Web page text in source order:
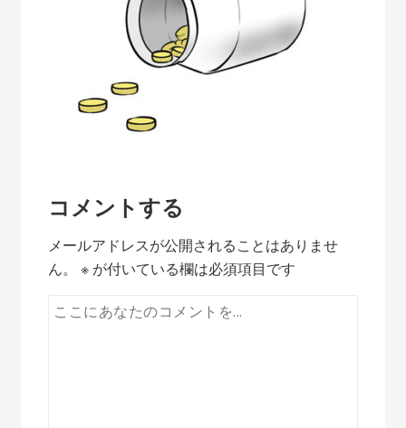
コメントする
メールアドレスが公開されることはありませ
ん。
※ が付いている欄は必須項目です